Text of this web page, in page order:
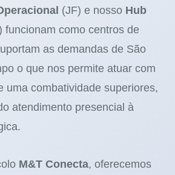
(JF) e nosso Hub
funcionam como centros de
as demandas de São
o que nos permite atuar com
uma combatividade superiores,
atendimento presencial à
M&T Conecta, oferecemos